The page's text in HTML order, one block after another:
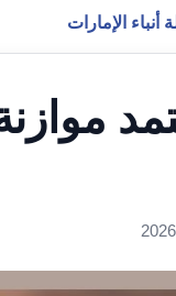
أنباء الإمارات